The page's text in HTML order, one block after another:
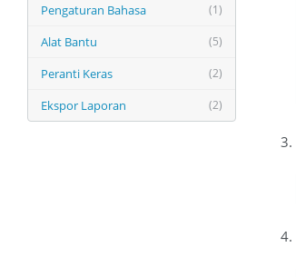
(1)
Pengaturan Bahasa
(5)
Alat Bantu
(2)
Peranti Keras
(2)
Ekspor Laporan